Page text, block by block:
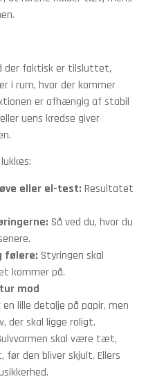
der faktisk er tilsluttet,
i rum, hvor der kommer
er afhængig af stabil
uens kredse giver
eller el-test: Resultatet
Så ved du, hvor du
følere: Styringen skal
kommer på.
mod
en lille detalje på papir, men
skal ligge roligt.
skal være tæt,
den bliver skjult. Ellers